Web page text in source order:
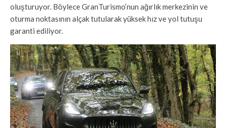
oluşturuyor. Böylece GranTurismo’nun ağırlık merkezinin ve
oturma noktasının alçak tutularak yüksek hız ve yol tutuşu
garanti ediliyor.